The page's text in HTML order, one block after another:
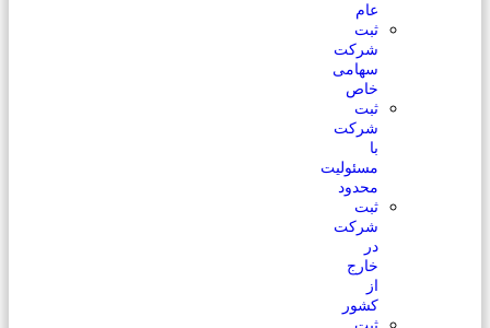
عام
ثبت
شرکت
سهامی
خاص
ثبت
شرکت
با
مسئولیت
محدود
ثبت
شرکت
در
خارج
از
کشور